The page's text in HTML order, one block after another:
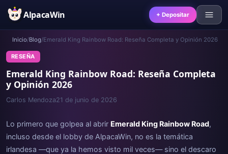
AlpacaWin + Depositar
Inicio/Blog/Emerald King Rainbow Road: Reseña Completa y Opinión 2026
RESEÑA
Emerald King Rainbow Road: Reseña Completa
y Opinión 2026
Carlos Mendoza21 de junio de 2026
Lo primero que golpea al abrir Emerald King Rainbow Road,
incluso desde el lobby de AlpacaWin, no es la temática
irlandesa —que ya la hemos visto mil veces— sino el descaro